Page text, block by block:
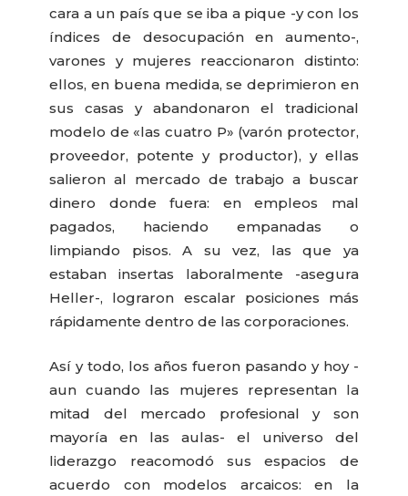
cara a un país que se iba a pique -y con los
índices de desocupación en aumento-,
varones y mujeres reaccionaron distinto:
ellos, en buena medida, se deprimieron en
sus casas y abandonaron el tradicional
modelo de «las cuatro P» (varón protector,
proveedor, potente y productor), y ellas
salieron al mercado de trabajo a buscar
dinero donde fuera: en empleos mal
pagados, haciendo empanadas o
limpiando pisos. A su vez, las que ya
estaban insertas laboralmente -asegura
Heller-, lograron escalar posiciones más
rápidamente dentro de las corporaciones.
Así y todo, los años fueron pasando y hoy -
aun cuando las mujeres representan la
mitad del mercado profesional y son
mayoría en las aulas- el universo del
liderazgo reacomodó sus espacios de
acuerdo con modelos arcaicos: en la